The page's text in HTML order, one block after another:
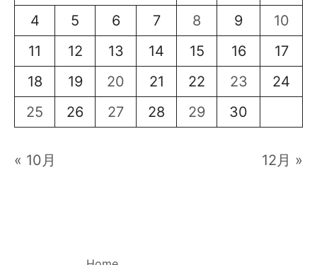
4
5 6 7 8 9
10
11
12 13 14 15 16
17
18
19 20 21 22 23
24
25
26 27 28 29 30
« 10月 12月 »